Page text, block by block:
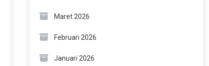
Maret 2026
Februari 2026
Januari 2026